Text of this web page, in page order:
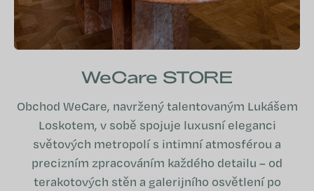
WeCare STORE
Obchod WeCare, navržený talentovaným Lukášem
Loskotem, v sobě spojuje luxusní eleganci
světových metropolí s intimní atmosférou a
precizním zpracováním každého detailu – od
terakotových stěn a galerijního osvětlení po